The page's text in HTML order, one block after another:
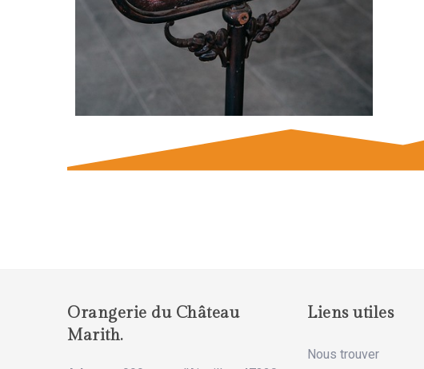
Orangerie du Château
Marith.
Liens utiles
Nous trouver